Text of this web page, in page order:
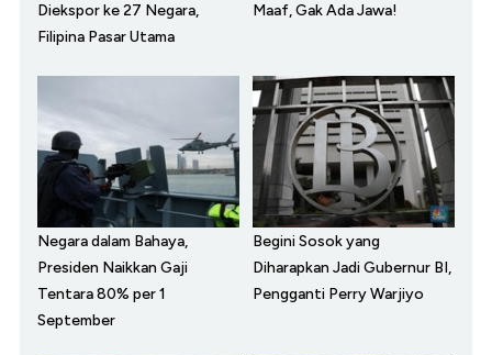
Diekspor ke 27 Negara,
Filipina Pasar Utama
Maaf, Gak Ada Jawa!
Negara dalam Bahaya,
Presiden Naikkan Gaji
Tentara 80% per 1
September
Begini Sosok yang
Diharapkan Jadi Gubernur BI,
Pengganti Perry Warjiyo